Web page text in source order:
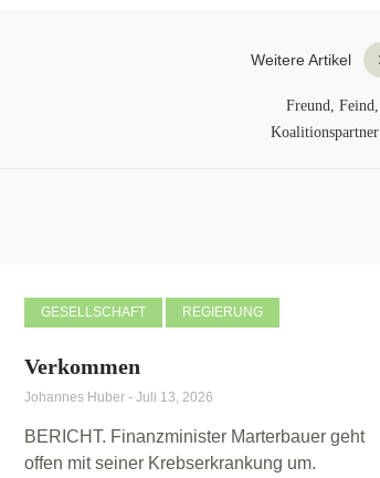
Weitere Artikel
Freund, Feind,
Koalitionspartner
GESELLSCHAFT REGIERUNG
Verkommen
Johannes Huber - Juli 13, 2026
BERICHT. Finanzminister Marterbauer geht
offen mit seiner Krebserkrankung um.